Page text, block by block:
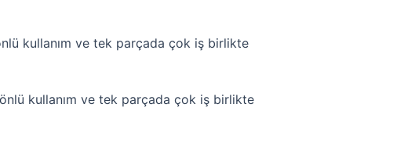
kullanım ve tek parçada çok iş birlikte
kullanım ve tek parçada çok iş birlikte